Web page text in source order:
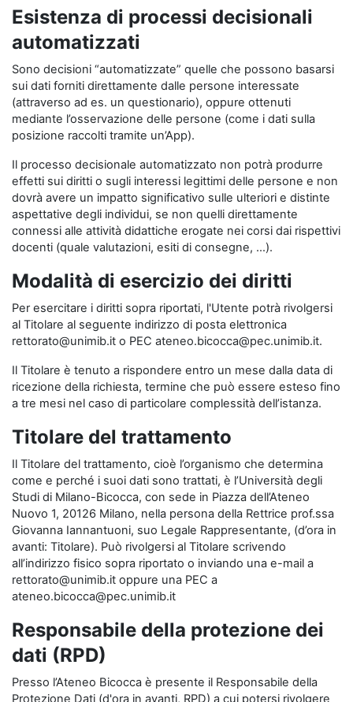
Esistenza di processi decisionali
automatizzati
Sono decisioni “automatizzate” quelle che possono basarsi
sui dati forniti direttamente dalle persone interessate
(attraverso ad es. un questionario), oppure ottenuti
mediante l’osservazione delle persone (come i dati sulla
posizione raccolti tramite un’App).
Il processo decisionale automatizzato non potrà produrre
effetti sui diritti o sugli interessi legittimi delle persone e non
dovrà avere un impatto significativo sulle ulteriori e distinte
aspettative degli individui, se non quelli direttamente
connessi alle attività didattiche erogate nei corsi dai rispettivi
docenti (quale valutazioni, esiti di consegne, …).
Modalità di esercizio dei diritti
Per esercitare i diritti sopra riportati, l'Utente potrà rivolgersi
al Titolare al seguente indirizzo di posta elettronica
rettorato@unimib.it o PEC ateneo.bicocca@pec.unimib.it.
Il Titolare è tenuto a rispondere entro un mese dalla data di
ricezione della richiesta, termine che può essere esteso fino
a tre mesi nel caso di particolare complessità dell’istanza.
Titolare del trattamento
Il Titolare del trattamento, cioè l’organismo che determina
come e perché i suoi dati sono trattati, è l’Università degli
Studi di Milano-Bicocca, con sede in Piazza dell’Ateneo
Nuovo 1, 20126 Milano, nella persona della Rettrice prof.ssa
Giovanna Iannantuoni, suo Legale Rappresentante, (d’ora in
avanti: Titolare). Può rivolgersi al Titolare scrivendo
all’indirizzo fisico sopra riportato o inviando una e-mail a
rettorato@unimib.it oppure una PEC a
ateneo.bicocca@pec.unimib.it
Responsabile della protezione dei
dati (RPD)
Presso l’Ateneo Bicocca è presente il Responsabile della
Protezione Dati (d'ora in avanti, RPD) a cui potersi rivolgere